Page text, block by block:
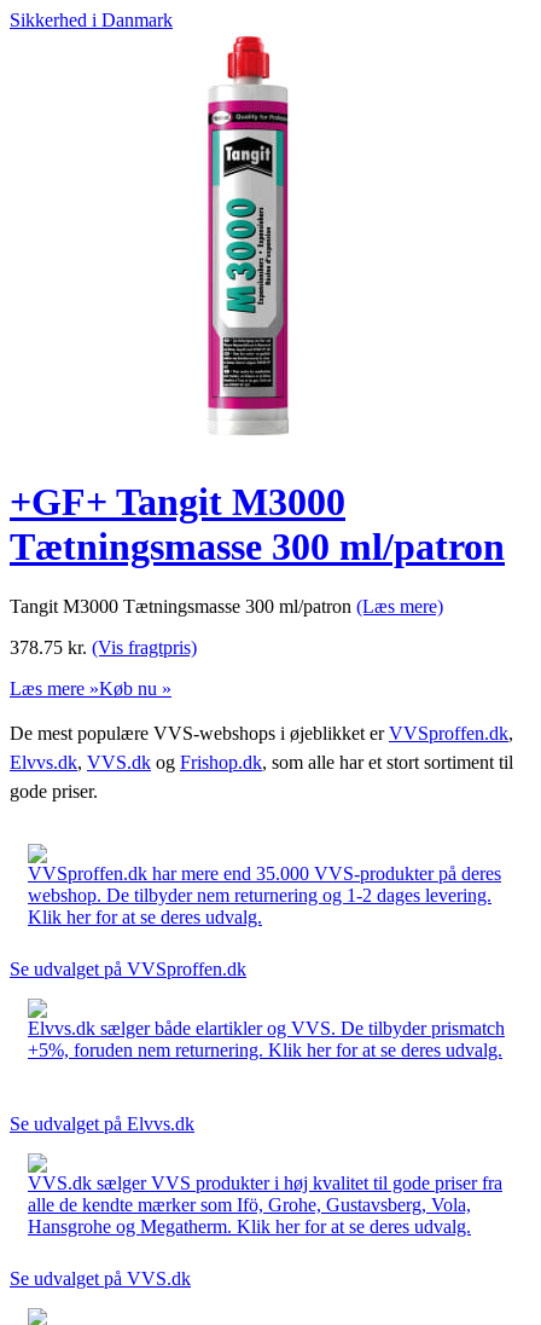
Sikkerhed i Danmark
+GF+ Tangit M3000
Tætningsmasse 300 ml/patron
Tangit M3000 Tætningsmasse 300 ml/patron (Læs mere)
378.75 kr. (Vis fragtpris)
Læs mere »Køb nu »
De mest populære VVS-webshops i øjeblikket erVVSproffen.dk,
Elvvs.dk, VVS.dk og Frishop.dk, som alle har et stort sortiment til
gode priser.
VVSproffen.dk har mere end 35.000 VVS-produkter på deres
webshop. De tilbyder nem returnering og 1-2 dages levering.
Klik her for at se deres udvalg.
Se udvalget på VVSproffen.dk
Elvvs.dk sælger både elartikler og VVS. De tilbyder prismatch
+5%, foruden nem returnering. Klik her for at se deres udvalg.
Se udvalget på Elvvs.dk
VVS.dk sælger VVS produkter i høj kvalitet til gode priser fra
alle de kendte mærker som Ifö, Grohe, Gustavsberg, Vola,
Hansgrohe og Megatherm. Klik her for at se deres udvalg.
Se udvalget på VVS.dk